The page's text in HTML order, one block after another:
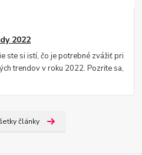
2022
ste si istí, čo je potrebné zvážiť pri
trendov v roku 2022. Pozrite sa,
články